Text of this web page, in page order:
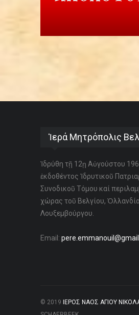
Ἱερά Μητρόπολις
Ἱδρύθη τῇ 12ῃ Αὐγούστου
ἐκδοθέντος Ἱδρυτικοῦ
Συνοδικοῦ Τόμου καί
χώρας τοῦ Βελγίου,
Λουξεμβούργου.
Email:
© 2019 ΙΕΡΟΣ ΝΑΟΣ ΑΓΙΟΥ